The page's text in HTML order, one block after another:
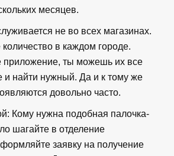
месяцев.
не во всех магазинах.
в каждом городе.
приложение, ты можешь их все
и найти нужный. Да и к тому же
довольно часто.
Кому нужна подобная палочка-
шагайте в отделение
заявку на получение